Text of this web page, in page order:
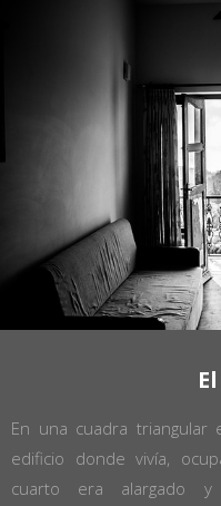
En una cuadra
edificio donde vivía,
cuarto era alargado